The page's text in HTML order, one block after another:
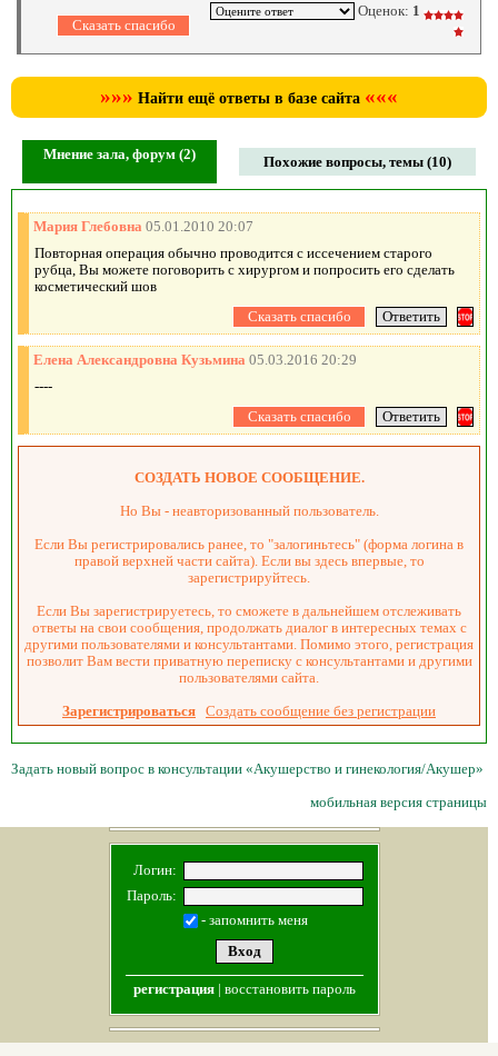
Оценок: 1
»»» Найти ещё ответы в базе сайта «««
Мнение зала, форум (2) Похожие вопросы, темы (10)
Мария Глебовна 05.01.2010 20:07
Повторная операция обычно проводится с иссечением старого
рубца, Вы можете поговорить с хирургом и попросить его сделать
косметический шов
Елена Александровна Кузьмина 05.03.2016 20:29
----
СОЗДАТЬ НОВОЕ СООБЩЕНИЕ.
Но Вы - неавторизованный пользователь.
Если Вы регистрировались ранее, то "залогиньтесь" (форма логина в
правой верхней части сайта). Если вы здесь впервые, то
зарегистрируйтесь.
Если Вы зарегистрируетесь, то сможете в дальнейшем отслеживать
ответы на свои сообщения, продолжать диалог в интересных темах с
другими пользователями и консультантами. Помимо этого, регистрация
позволит Вам вести приватную переписку с консультантами и другими
пользователями сайта.
Зарегистрироваться Создать сообщение без регистрации
Задать новый вопрос в консультации «Акушерство и гинекология/Акушер»
мобильная версия страницы
Логин:
Пароль:
- запомнить меня
регистрация| восстановить пароль